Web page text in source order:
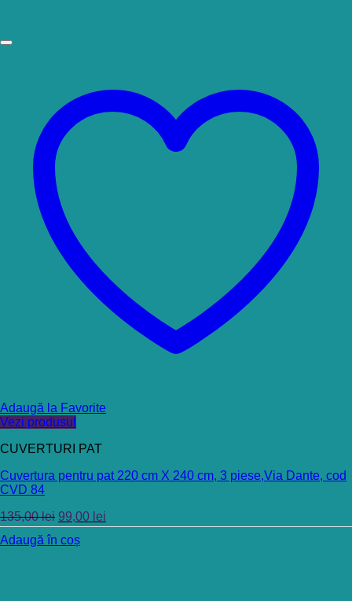
Adaugă la Favorite
Vezi produsul
CUVERTURI PAT
Cuvertura pentru pat 220 cm X 240 cm, 3 piese,Via Dante, cod
CVD 84
135,00lei 99,00 lei
Adaugă în coș